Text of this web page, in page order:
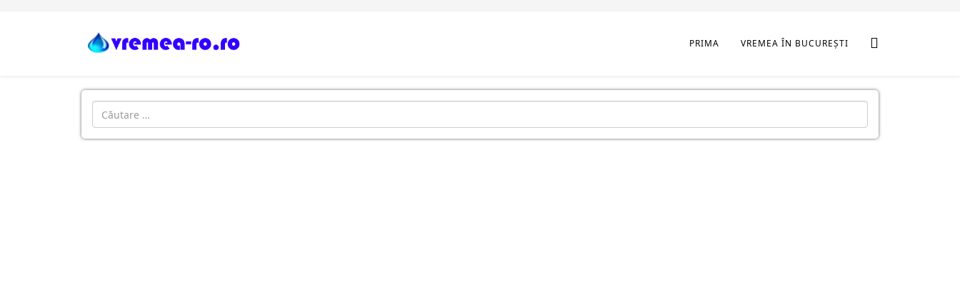
PRIMA VREMEA ÎN BUCUREȘTI
Cautare